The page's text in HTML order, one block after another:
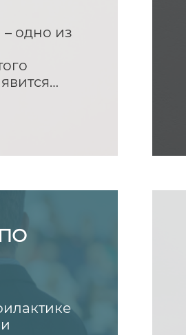
одно из
Тем